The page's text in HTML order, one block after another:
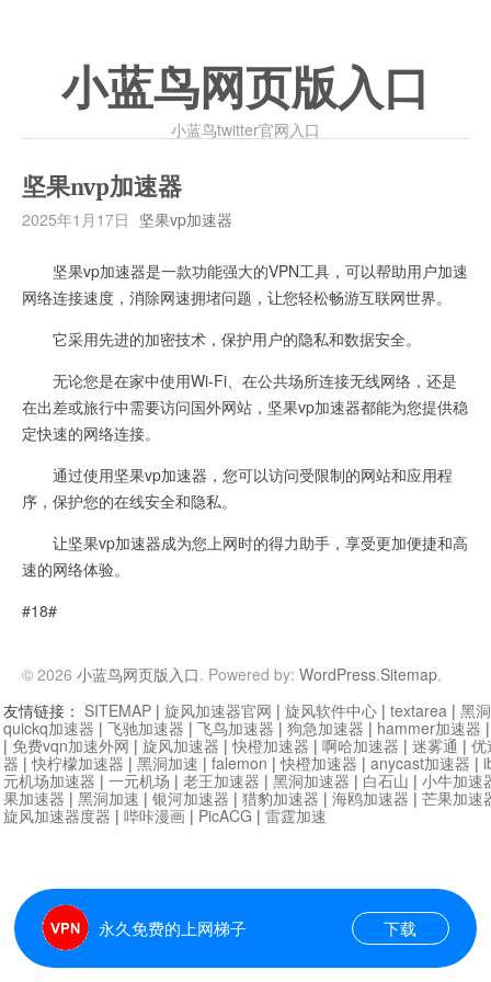
小蓝鸟网页版入口
小蓝鸟twitter官网入口
坚果nvp加速器
2025年1月17日 坚果vp加速器
坚果vp加速器是一款功能强大的VPN工具，可以帮助用户加速
网络连接速度，消除网速拥堵问题，让您轻松畅游互联网世界。
它采用先进的加密技术，保护用户的隐私和数据安全。
无论您是在家中使用Wi-Fi、在公共场所连接无线网络，还是
在出差或旅行中需要访问国外网站，坚果vp加速器都能为您提供稳
定快速的网络连接。
通过使用坚果vp加速器，您可以访问受限制的网站和应用程
序，保护您的在线安全和隐私。
让坚果vp加速器成为您上网时的得力助手，享受更加便捷和高
速的网络体验。
#18#
© 2026 小蓝鸟网页版入口. Powered by: WordPress.Sitemap.
永久免费的上网梯子 下载
友情链接： SITEMAP | 旋风加速器官网 | 旋风软件中心 | textarea | 黑
quickq加速器 | 飞驰加速器 | 飞鸟加速器 | 狗急加速器 | hammer加速器
| 免费vqn加速外网 | 旋风加速器 |快橙加速器 | 啊哈加速器 | 迷雾通 | 优
器 |快柠檬加速器 | 黑洞加速 | falemon |快橙加速器 | anycast加速器 |
元机场加速器 | 一元机场 | 老王加速器 | 黑洞加速器 | 白石山 | 小牛加速
果加速器 | 黑洞加速 | 银河加速器 | 猎豹加速器 | 海鸥加速器 | 芒果加速
旋风加速器度器 | 哔咔漫画 | PicACG | 雷霆加速